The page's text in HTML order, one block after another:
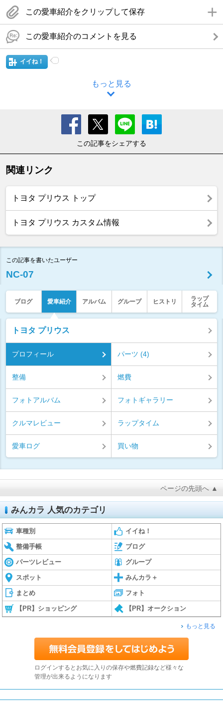
この愛車紹介をクリップして保存
この愛車紹介のコメントを見る
イイね！
もっと見る
この記事をシェアする
関連リンク
トヨタ プリウス トップ
トヨタ プリウス カスタム情報
この記事を書いたユーザー
NC-07
ブログ 愛車紹介 アルバム グループ ヒストリ
ラップ
タイム
トヨタ プリウス
プロフィール パーツ (4)
整備 燃費
フォトアルバム フォトギャラリー
クルマレビュー ラップタイム
愛車ログ 買い物
ページの先頭へ ▲
みんカラ 人気のカテゴリ
車種別 イイね！
整備手帳 ブログ
パーツレビュー グループ
スポット みんカラ＋
まとめ フォト
【PR】ショッピング 【PR】オークション
もっと見る
ログインするとお気に入りの保存や燃費記録など様々な
管理が出来るようになります